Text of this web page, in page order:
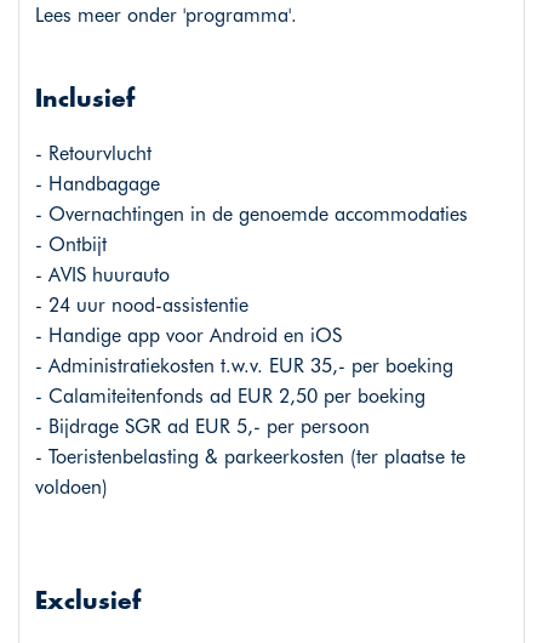
Lees meer onder 'programma'.
Inclusief
- Retourvlucht
- Handbagage
- Overnachtingen in de genoemde accommodaties
- Ontbijt
- AVIS huurauto
- 24 uur nood-assistentie
- Handige app voor Android en iOS
- Administratiekosten t.w.v. EUR 35,- per boeking
- Calamiteitenfonds ad EUR 2,50 per boeking
- Bijdrage SGR ad EUR 5,- per persoon
- Toeristenbelasting & parkeerkosten (ter plaatse te
voldoen)
Exclusief